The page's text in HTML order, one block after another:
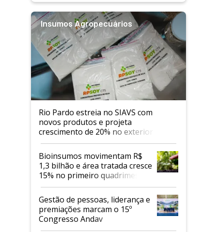
Insumos Agropecuários
Rio Pardo estreia no SIAVS com
novos produtos e projeta
crescimento de 20% no exterior
Bioinsumos movimentam R$
1,3 bilhão e área tratada cresce
15% no primeiro quadrimestre
de 2026
Gestão de pessoas, liderança e
premiações marcam o 15º
Congresso Andav